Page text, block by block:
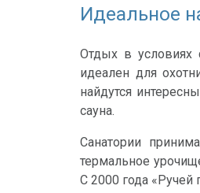
Идеальное
Отдых в условиях
идеален для
найдутся
сауна.
Санатории
термальное
С 2000 года «Ручей